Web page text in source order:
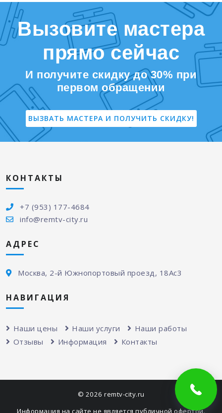
Вызовите мастера
прямо сейчас
И получите скидку до 30% при
первом обращении
ВЫЗВАТЬ МАСТЕРА И ПОЛУЧИТЬ СКИДКУ!
КОНТАКТЫ
+7 (953) 177-4684
info@remtv-city.ru
АДРЕС
Москва, 2-й Южнопортовый проезд, 18Ас3
НАВИГАЦИЯ
Наши цены Наши услуги
Наши работы
Отзывы
Информация Контакты
© 2026 remtv-city.ru
Информация на сайте не является публичной офертой.